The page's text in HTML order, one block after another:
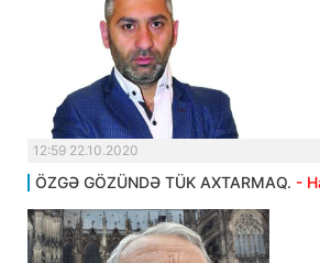
12:59 22.10.2020
ÖZGƏ GÖZÜNDƏ TÜK AXTARMAQ. -